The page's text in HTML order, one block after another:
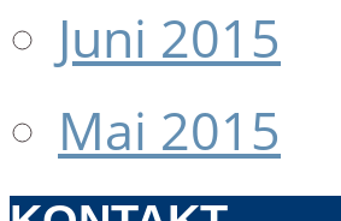
Juni 2015
Mai 2015